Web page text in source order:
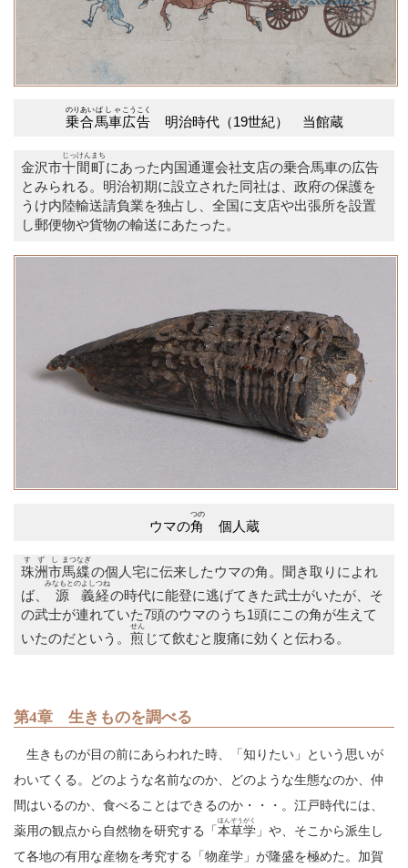
乗合
のりあい
馬車
ばしゃ
広告
こうこく
明治時代（19世紀） 当館蔵
金沢市十間
じっけん
町
まち
にあった内国通運会社支店の乗合馬車の広告
とみられる。明治初期に設立された同社は、政府の保護を
うけ内陸輸送請負業を独占し、全国に支店や出張所を設置
し郵便物や貨物の輸送にあたった。
ウマの角
つの
個人蔵
珠洲市
すずし
馬緤
まつなぎ
の個人宅に伝来したウマの角。聞き取りによれ
ば、
源
みなもとの
義経
よしつね
の時代に能登に逃げてきた武士がいたが、そ
の武士が連れていた7頭のウマのうち1頭にこの角が生えて
いたのだという。 煎
せん
じて飲むと腹痛に効くと伝わる。
第4章 生きものを調べる
生きものが目の前にあらわれた時、「知りたい」という思いが
わいてくる。どのような名前なのか、どのような生態なのか、仲
間はいるのか、食べることはできるのか・・・。江戸時代には、
薬用の観点から自然物を研究する「本草学
ほんぞうがく
」や、そこから派生し
て各地の有用な産物を考究する「物産学」が隆盛を極めた。加賀